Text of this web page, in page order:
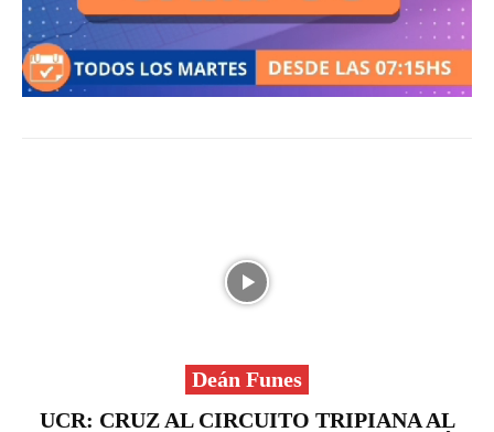
Deán Funes
UCR: CRUZ AL CIRCUITO TRIPIANA AL